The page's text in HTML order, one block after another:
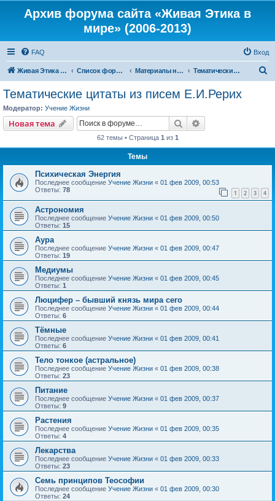
Архив форума сайта «Живая Этика в
мире» (2006-2013)
FAQ Вход
Живая Этика в мире Список форумов Материалы нашего портала Тематические цитаты из писем Е.И.Рерих
Тематические цитаты из писем Е.И.Рерих
Модератор: Учение Жизни
Новая тема Поиск
62 темы • Страница 1 из 1
Темы
Психическая Энергия
Последнее сообщение Учение Жизни « 01 фев 2009, 00:53
Ответы: 78 1 2 3 4
Астрономия
Последнее сообщение Учение Жизни « 01 фев 2009, 00:50
Ответы: 15
Аура
Последнее сообщение Учение Жизни « 01 фев 2009, 00:47
Ответы: 19
Медиумы
Последнее сообщение Учение Жизни « 01 фев 2009, 00:45
Ответы: 1
Люцифер – бывший князь мира сего
Последнее сообщение Учение Жизни « 01 фев 2009, 00:44
Ответы: 6
Тёмные
Последнее сообщение Учение Жизни « 01 фев 2009, 00:41
Ответы: 6
Тело тонкое (астральное)
Последнее сообщение Учение Жизни « 01 фев 2009, 00:38
Ответы: 23
Питание
Последнее сообщение Учение Жизни « 01 фев 2009, 00:37
Ответы: 9
Растения
Последнее сообщение Учение Жизни « 01 фев 2009, 00:35
Ответы: 4
Лекарства
Последнее сообщение Учение Жизни « 01 фев 2009, 00:33
Ответы: 23
Семь принципов Теософии
Последнее сообщение Учение Жизни « 01 фев 2009, 00:30
Ответы: 24